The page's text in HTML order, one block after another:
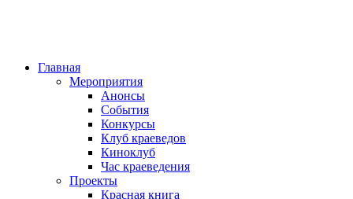
Главная
Мероприятия
Анонсы
События
Конкурсы
Клуб краеведов
Киноклуб
Час краеведения
Проекты
Красная книга